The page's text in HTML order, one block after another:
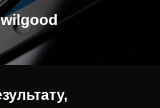
wilgood